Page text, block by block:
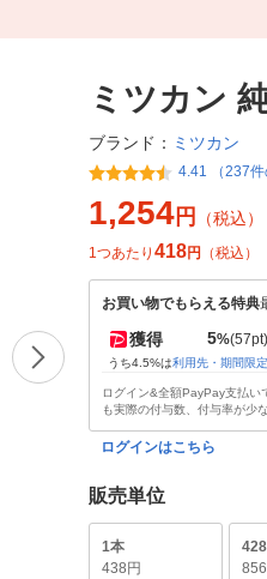
ミツカン
ブランド： ミツカン
4.41 （237件
1,254 円 （税込）
1つあたり 418円 （税込）
お買い物でもらえる特典
獲得 5%(57pt)
うち4.5%は利用先・期間限定
ログイン&全額PayPay支払い
も実際の付与数、付与率が少
ログインはこちら
販売単位
1本
438円